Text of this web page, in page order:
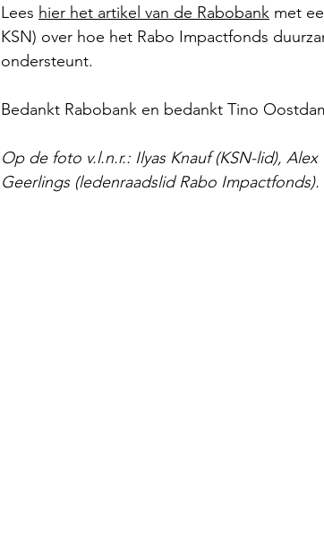
Lees hier het artikel van de Rabobank met
KSN) over hoe het Rabo Impactfonds
ondersteunt.
Bedankt Rabobank en bedankt Tino
Op de foto v.l.n.r.: Ilyas Knauf (KSN-lid),
Geerlings (ledenraadslid Rabo Impactfonds).